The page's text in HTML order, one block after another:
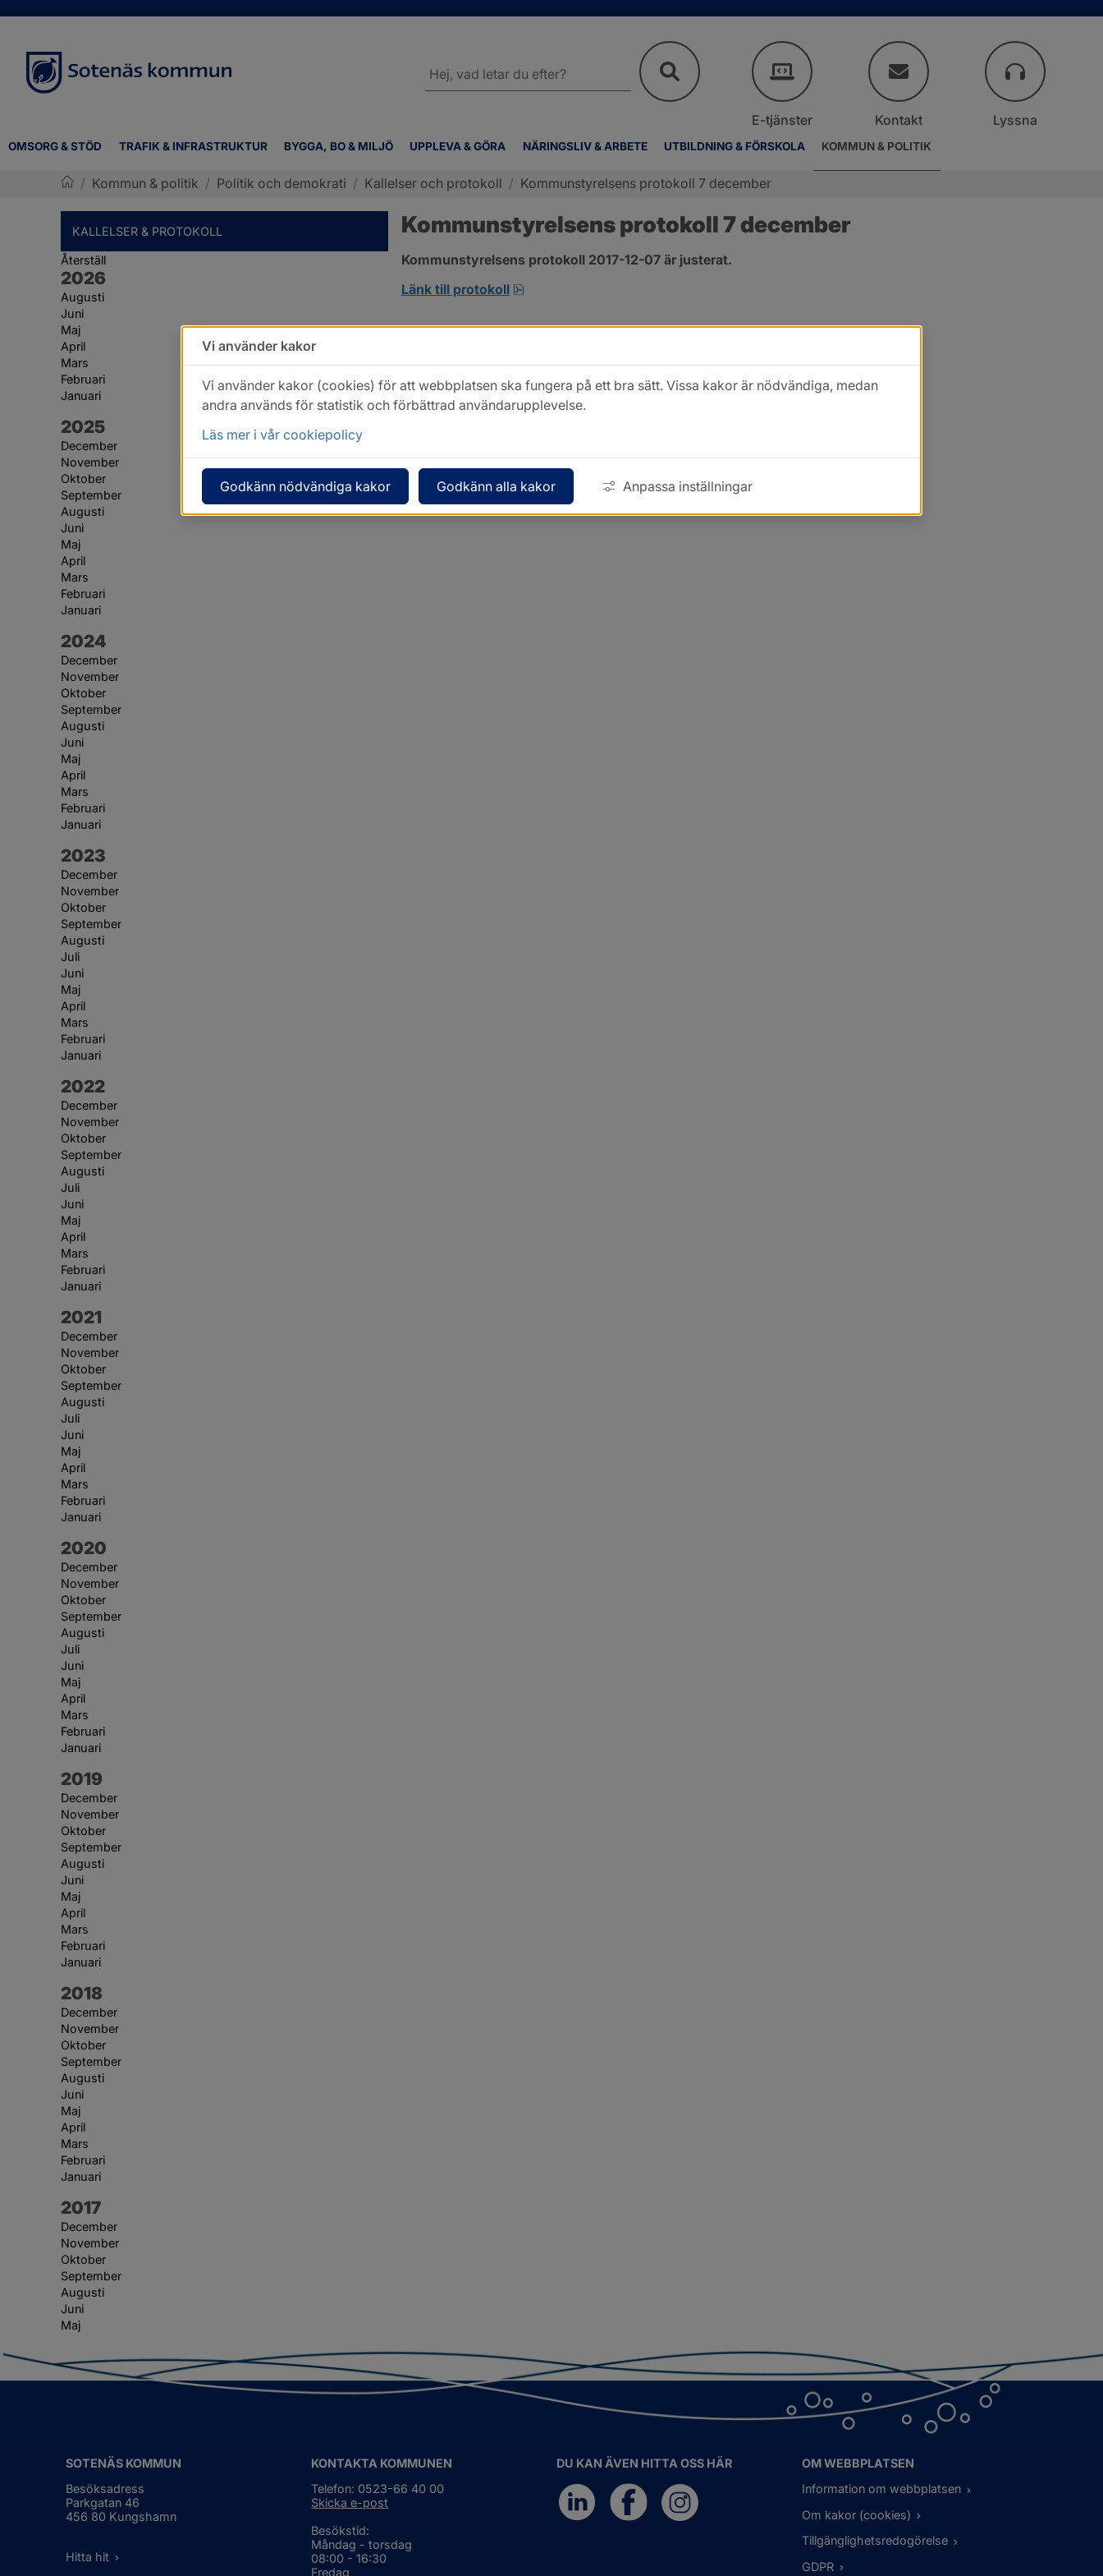
OMSORG & STÖD TRAFIK & INFRASTRUKTUR BYGGA, BO & MILJÖ UPPLEVA & GÖRA NÄRINGSLIV & ARBETE UTBILDNING & FÖRSKOLA KOMMUN & POLITIK
webbplatsen
E-tjänster Kontakt Lyssna
/ Kommun & politik / Politik och demokrati / Kallelser och protokoll / Kommunstyrelsens protokoll 7 december
KALLELSER & PROTOKOLL
Återställ
År:
2026
Augusti
Juni
Maj
April
Mars
Februari
Januari
År:
2025
December
November
Oktober
September
Augusti
Juni
Maj
April
Mars
Februari
Januari
År:
2024
December
November
Oktober
September
Augusti
Juni
Maj
April
Mars
Februari
Januari
År:
2023
December
November
Oktober
September
Augusti
Juli
Juni
Maj
April
Mars
Februari
Januari
År:
2022
December
November
Oktober
September
Augusti
Juli
Juni
Maj
April
Mars
Februari
Januari
År:
2021
December
November
Oktober
September
Augusti
Juli
Juni
Maj
April
Mars
Februari
Januari
År:
2020
December
November
Oktober
September
Augusti
Juli
Juni
Maj
April
Mars
Februari
Januari
År:
2019
December
November
Oktober
September
Augusti
Juni
Maj
April
Mars
Februari
Januari
År:
2018
December
November
Oktober
September
Augusti
Juni
Maj
April
Mars
Februari
Januari
År:
2017
December
November
Oktober
September
Augusti
Juni
Maj
Kommunstyrelsens protokoll 7 december
Kommunstyrelsens protokoll 2017-12-07 är justerat.
Länk till protokoll
pdf, 123.1 kB, öppnas i nytt fönster.
SOTENÄS KOMMUN
Besöksadress
Parkgatan 46
456 80 Kungshamn
Hitta hit
KONTAKTA KOMMUNEN
Telefon: 0523-66 40 00
Skicka e-post
Besökstid:
Måndag - torsdag
08:00 - 16:30
Fredag
DU KAN ÄVEN HITTA OSS HÄR
OM WEBBPLATSEN
Information om webbplatsen
Om kakor (cookies)
Tillgänglighetsredogörelse
GDPR
Vi använder kakor
Vi använder kakor (cookies) för att webbplatsen ska fungera på ett bra sätt. Vissa kakor är nödvändiga, medan
andra används för statistik och förbättrad användarupplevelse.
Läs mer i vår cookiepolicy
Godkänn nödvändiga kakor Godkänn alla kakor Anpassa inställningar